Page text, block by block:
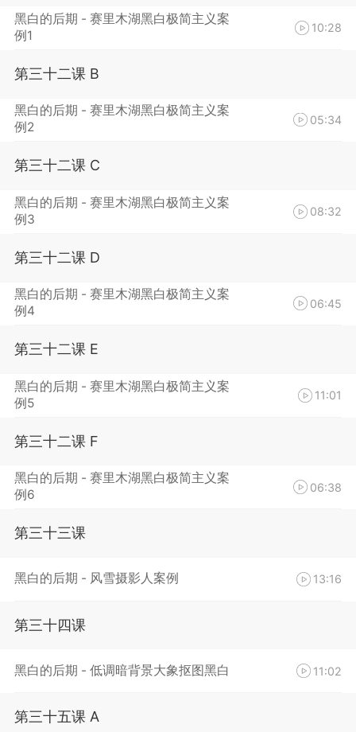
黑白的后期 - 赛里木湖黑白极简主义案
例1
10:28
第三十二课 B
黑白的后期 - 赛里木湖黑白极简主义案
例2
05:34
第三十二课 C
黑白的后期 - 赛里木湖黑白极简主义案
例3
08:32
第三十二课 D
黑白的后期 - 赛里木湖黑白极简主义案
例4
06:45
第三十二课 E
黑白的后期 - 赛里木湖黑白极简主义案
例5
11:01
第三十二课 F
黑白的后期 - 赛里木湖黑白极简主义案
例6
06:38
第三十三课
黑白的后期 - 风雪摄影人案例 13:16
第三十四课
黑白的后期 - 低调暗背景大象抠图黑白 11:02
第三十五课 A